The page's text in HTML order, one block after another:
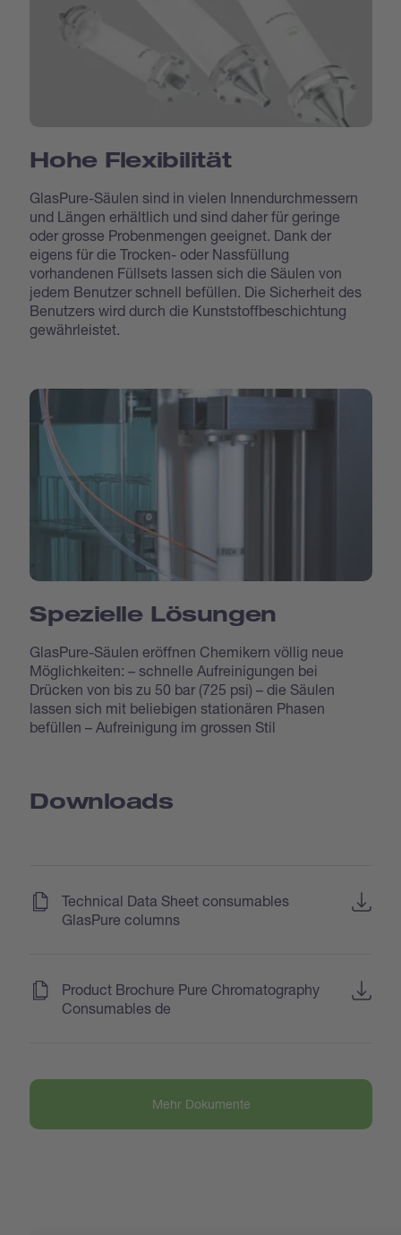
Hohe Flexibilität
GlasPure-Säulen sind in vielen Innendurchmessern
und Längen erhältlich und sind daher für geringe
oder grosse Probenmengen geeignet. Dank der
eigens für die Trocken- oder Nassfüllung
vorhandenen Füllsets lassen sich die Säulen von
jedem Benutzer schnell befüllen. Die Sicherheit des
Benutzers wird durch die Kunststoffbeschichtung
gewährleistet.
Spezielle Lösungen
GlasPure-Säulen eröffnen Chemikern völlig neue
Möglichkeiten: – schnelle Aufreinigungen bei
Drücken von bis zu 50 bar (725 psi) – die Säulen
lassen sich mit beliebigen stationären Phasen
befüllen – Aufreinigung im grossen Stil
Downloads
Technical Data Sheet consumables
GlasPure columns
Product Brochure Pure Chromatography
Consumables de
Mehr Dokumente